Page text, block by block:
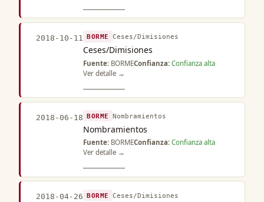
2018-10-11 BORME Ceses/Dimisiones
Ceses/Dimisiones
Fuente: BORMEConfianza: Confianza alta
Ver detalle →
2018-06-18 BORME Nombramientos
Nombramientos
Fuente: BORMEConfianza: Confianza alta
Ver detalle →
2018-04-26 BORME Ceses/Dimisiones